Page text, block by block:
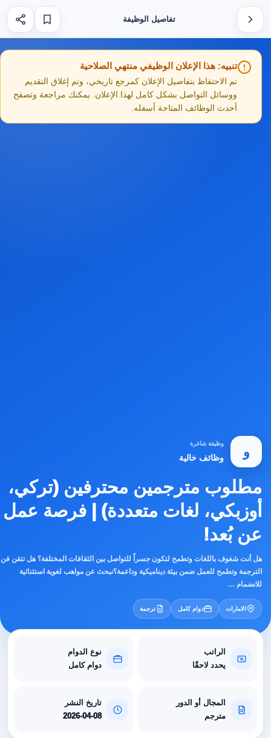
تفاصيل الوظيفة
تنبيه: هذا الإعلان الوظيفي منتهي الصلاحية
تم الاحتفاظ بتفاصيل الإعلان كمرجع تاريخي، وتم إغلاق التقديم
ووسائل التواصل بشكل كامل لهذا الإعلان. يمكنك مراجعة وتصفح
أحدث الوظائف المتاحة أسفله.
و
وظيفة شاغرة
وظائف خالية
مطلوب مترجمين محترفين (تركي،
أوزبكي، لغات متعددة) | فرصة عمل
عن بُعد!
هل أنت شغوف باللغات وتطمح لتكون جسراً للتواصل بين الثقافات المختلفة؟ هل تتقن فن
الترجمة وتطمح للعمل ضمن بيئة ديناميكية وداعمة؟نبحث عن مواهب لغوية استثنائية
للانضمام …
الامارات دوام كامل ترجمة
الراتب
يحدد لاحقًا
نوع الدوام
دوام كامل
المجال أو الدور
مترجم
تاريخ النشر
2026-04-08